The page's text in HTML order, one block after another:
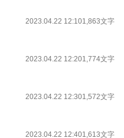
であった。
い、冗談だろ。こんなの普段から
2023.04.22 12:101,863文字
2023.04.22 12:201,774文字
2023.04.22 12:301,572文字
2023.04.22 12:401,613文字